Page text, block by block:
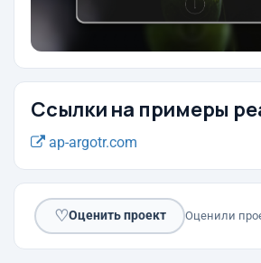
Ссылки на примеры
ap-argotr.com
♡Оценить проект Оценили